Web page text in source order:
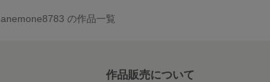
anemone8783 の作品一覧
作品販売について